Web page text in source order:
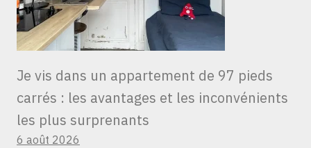
Je vis dans un appartement de 97 pieds
carrés : les avantages et les inconvénients
les plus surprenants
6 août 2026